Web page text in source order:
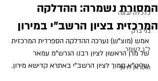
כלכלה נבונה
בני ברק
ל"ג לעומר
מוסדות חינוך
המסורת נשמרה: ההדלקה
המרכזית בציון הרשב"י במירון
אמש (מוצ"ש) נערכה ההדלקה הספרדית המרכזית
של מרן הראשון לציון רבנו הגרש"מ עמאר
שליט”א סמוך לציון הרשב”י באתרא קדישא מירון.